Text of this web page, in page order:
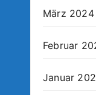
März 2024
Februar
Januar